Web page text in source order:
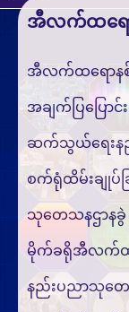
အီလက်ထရေ
အီလက်ထရောနစ်
အချက်ပြပြော
ဆက်သွယ်ရေးန
စက်ရုံထိမ်းချုပ်ခ
သုတေသနဌာနခွဲ
မိုက်ခရိုအီလက်ထရ
နည်းပညာသုတေ